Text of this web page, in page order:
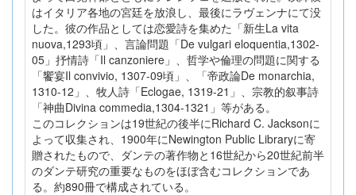
はイタリア各地の宮廷を放浪し、最後にラヴェンナにて没
した。彼の作品としては恋愛詩を集めた「新生La vita
nuova,1293頃」、言論問題「De vulgari eloquentia,1302-
05」抒情詩「Il canzoniere」、哲学や倫理の問題に関する
「饗宴Il convivio, 1307-09頃」、「帝政論De monarchia,
1310-12」、牧人詩「Eclogae, 1319-21」、宗教的叙事詩
「神曲Divina commedia,1304-1321」等がある。
このコレクションは19世紀の後半にRichard C. Jacksonに
よって収集され、1900年にNewington Public Libraryに寄
贈されたもので、ダンテの著作物と16世紀から20世紀前半
のダンテ研究の重要なものをほぼ含むコレクションであ
る。約890冊で構成されている。